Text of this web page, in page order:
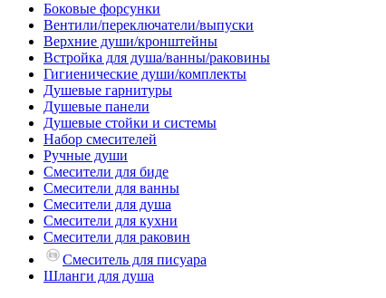
Боковые форсунки
Вентили/переключатели/выпуски
Верхние души/кронштейны
Встройка для душа/ванны/раковины
Гигиенические души/комплекты
Душевые гарнитуры
Душевые панели
Душевые стойки и системы
Набор смесителей
Ручные души
Смесители для биде
Смесители для ванны
Смесители для душа
Смесители для кухни
Смесители для раковин
Смеситель для писуара
Шланги для душа